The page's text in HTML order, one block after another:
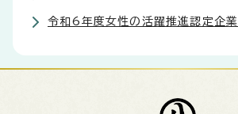
令和6年度女性の活躍推進認定企業